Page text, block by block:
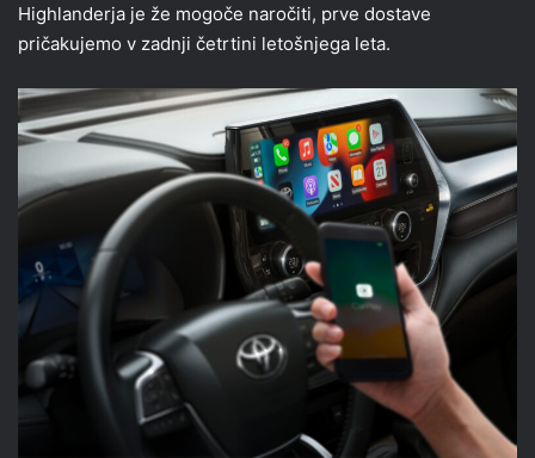
Highlanderja je že mogoče naročiti, prve dostave
pričakujemo v zadnji četrtini letošnjega leta.